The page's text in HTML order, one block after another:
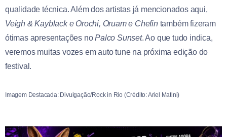
qualidade técnica. Além dos artistas já mencionados aqui,
Veigh & Kayblack e Orochi, Oruam e Chefin também fizeram
ótimas apresentações noPalco Sunset. Ao que tudo indica,
veremos muitas vozes em auto tune na próxima edição do
festival.
Imagem Destacada: Divulgação/Rock in Rio (Crédito: Ariel Matini)